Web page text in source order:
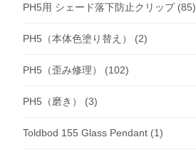
PH5用 シェード落下防止クリップ(85)
PH5（本体色塗り替え） (2)
PH5（歪み修理） (102)
PH5（磨き） (3)
Toldbod 155 Glass Pendant (1)